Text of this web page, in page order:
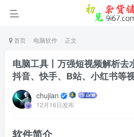
首页 电脑软件 正文
电脑工具丨万强短视频解析去
抖音、快手、B站、小红书等
chujian
12月16日发布
软件简介